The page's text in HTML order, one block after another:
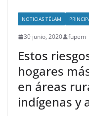
NOTICIAS TÉLAM
30 junio, 2020 fupem
Estos
hogares
en áreas
indígenas y